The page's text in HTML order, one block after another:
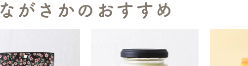
ながさかのおすすめ